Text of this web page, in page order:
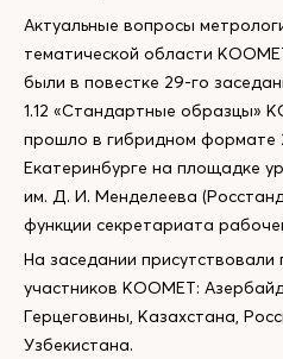
Актуальные вопросы
тематической области
были в повестке 29-го
1.12 «Стандартные образцы»
прошло в гибридном формате
Екатеринбурге на площадке
им. Д. И. Менделеева
функции секретариата
На заседании
участников КООМЕТ:
Герцеговины, Казахстана,
Узбекистана.